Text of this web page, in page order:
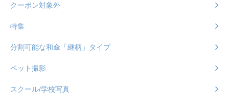
クーポン対象外
特集
分割可能な和傘「継柄」タイプ
ペット撮影
スクール/学校写真